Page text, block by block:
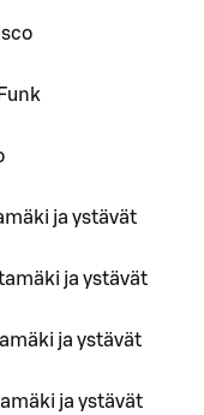
ja ystävät
ja ystävät
ja ystävät
ja ystävät